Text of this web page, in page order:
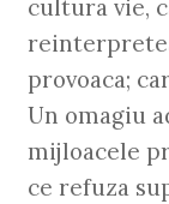
cultura vie,
provoaca;
Un omagiu
mijloacele
ce refuza